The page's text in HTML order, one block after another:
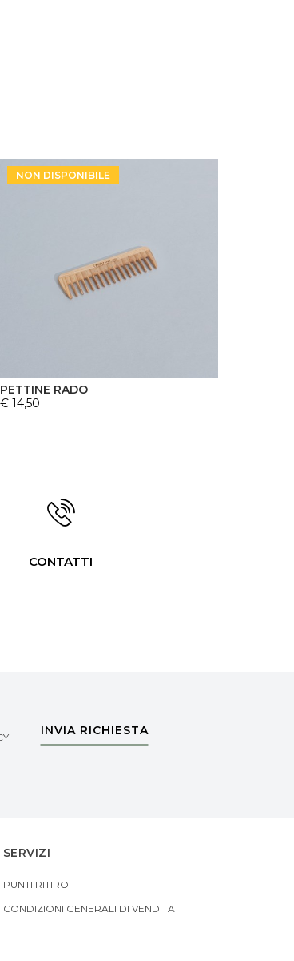
NON DISPONIBILE
PETTINE RADO
€ 14,50
CONTATTI
INVIA RICHIESTA
SERVIZI
PUNTI RITIRO
CONDIZIONI GENERALI DI VENDITA